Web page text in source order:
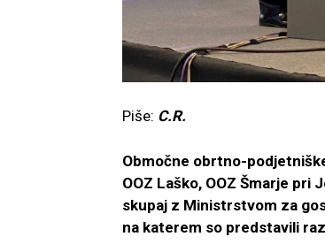
Piše: C.R.
Območne obrtno-
OOZ Laško, OOZ Šmarje pri
skupaj z Ministrstvom za
na katerem so predstavili